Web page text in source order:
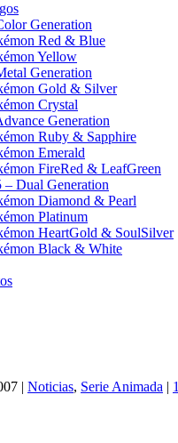
Generation
Red & Blue
Yellow
Generation
Gold & Silver
Crystal
Generation
Ruby & Sapphire
Emerald
FireRed & LeafGreen
– Dual Generation
Diamond & Pearl
Platinum
HeartGold & SoulSilver
Black & White
| Noticias, Serie Animada | 1